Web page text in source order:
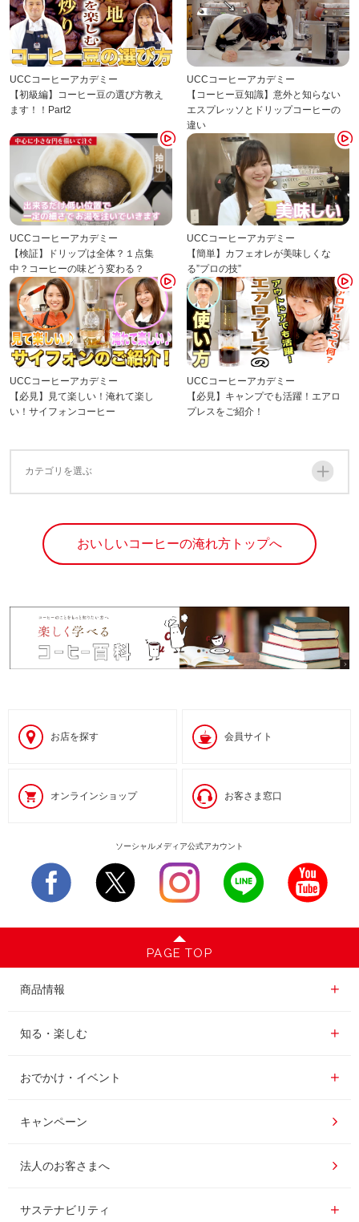
UCCコーヒーアカデミー
【初級編】コーヒー豆の選び方教え
ます！！Part2
UCCコーヒーアカデミー
【コーヒー豆知識】意外と知らない
エスプレッソとドリップコーヒーの
違い
UCCコーヒーアカデミー
【検証】ドリップは全体？１点集
中？コーヒーの味どう変わる？
UCCコーヒーアカデミー
【簡単】カフェオレが美味しくな
る”プロの技”
UCCコーヒーアカデミー
【必見】見て楽しい！淹れて楽し
い！サイフォンコーヒー
UCCコーヒーアカデミー
【必見】キャンプでも活躍！エアロ
プレスをご紹介！
カテゴリを選ぶ
おいしいコーヒーの淹れ方トップへ
お店を探す 会員サイト
オンラインショップ お客さま窓口
ソーシャルメディア公式アカウント
PAGE TOP
商品情報
商品情報一覧
レギュラーコーヒー
インスタントコーヒー
ドリンク
ドリップポッド
知る・楽しむ
知る・楽しむ一覧
おいしいコーヒーの淹れ方
コーヒー百科
レシピ
UCCラボ
おでかけ・イベント
おでかけ・イベント情報一覧
UCCコーヒー博物館
UCCコーヒーアカデミー
工場見学
キャンペーン
法人のお客さまへ
サステナビリティ
サステナビリティ